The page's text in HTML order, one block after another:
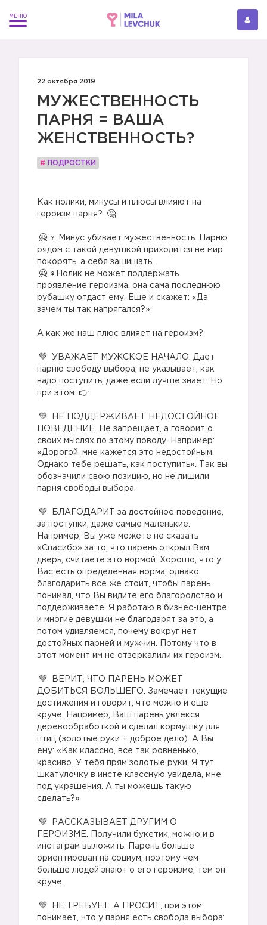
22 октября 2019
МУЖЕСТВЕННОСТЬ
ПАРНЯ = ВАША
ЖЕНСТВЕННОСТЬ?
# ПОДРОСТКИ
Как нолики, минусы и плюсы влияют на
героизм парня?
🙅
‍♀️ Минус убивает мужественность. Парню
рядом с такой девушкой приходится не мир
покорять, а себя защищать.⠀
🙅
‍♀️Нолик не может поддержать
проявление героизма, она сама последнюю
рубашку отдаст ему. Еще и скажет: «Да
зачем ты так напрягался?»
А как же наш плюс влияет на героизм?
УВАЖАЕТ МУЖСКОЕ НАЧАЛО. Дает
парню свободу выбора, не указывает, как
надо поступить, даже если лучше знает. Но
при этом
НЕ ПОДДЕРЖИВАЕТ НЕДОСТОЙНОЕ
ПОВЕДЕНИЕ. Не запрещает, а говорит о
своих мыслях по этому поводу. Например:
«Дорогой, мне кажется это недостойным.
Однако тебе решать, как поступить». Так вы
обозначили свою позицию, но не лишили
парня свободы выбора.
БЛАГОДАРИТ за достойное поведение,
за поступки, даже самые маленькие.
Например, Вы уже можете не сказать
«Спасибо» за то, что парень открыл Вам
дверь, считаете это нормой. Хорошо, что у
Вас есть определенная норма, однако
благодарить все же стоит, чтобы парень
понимал, что Вы видите его благородство и
поддерживаете. Я работаю в бизнес-центре
и многие девушки не благодарят за это, а
потом удивляемся, почему вокруг нет
достойных парней и мужчин. Потому что в
этот момент им не отзеркалили их героизм.
ВЕРИТ, ЧТО ПАРЕНЬ МОЖЕТ
ДОБИТЬСЯ БОЛЬШЕГО. Замечает текущие
достижения и говорит, что можно и еще
круче. Например, Ваш парень увлекся
деревообработкой и сделал кормушку для
птиц (золотые руки + доброе дело). А Вы
ему: «Как классно, все так ровненько,
красиво. У тебя прям золотые руки. Я тут
шкатулочку в инсте классную увидела, мне
под украшения. А ты можешь такую
сделать?»
РАССКАЗЫВАЕТ ДРУГИМ О
ГЕРОИЗМЕ. Получили букетик, можно и в
инстаграм выложить. Парень больше
ориентирован на социум, поэтому чем
больше людей знают о его героизме, тем он
круче.
НЕ ТРЕБУЕТ, А ПРОСИТ, при этом
понимает, что у парня есть свобода выбора: